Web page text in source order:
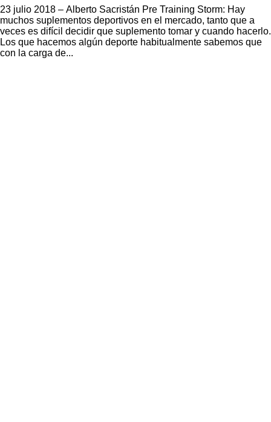
23 julio 2018 – Alberto Sacristán Pre Training Storm: Hay
muchos suplementos deportivos en el mercado, tanto que a
veces es difícil decidir que suplemento tomar y cuando hacerlo.
Los que hacemos algún deporte habitualmente sabemos que
con la carga de...